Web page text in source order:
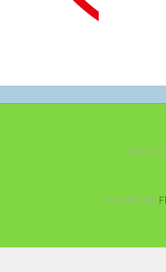
©2021
Powered by